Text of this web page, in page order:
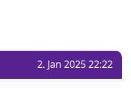
2. Jan 2025 22:22